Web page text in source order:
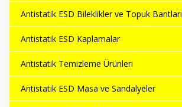
Antistatik ESD Bileklikler ve Topuk Bantları
Antistatik ESD Kaplamalar
Antistatik Temizleme Ürünleri
Antistatik ESD Masa ve Sandalyeler